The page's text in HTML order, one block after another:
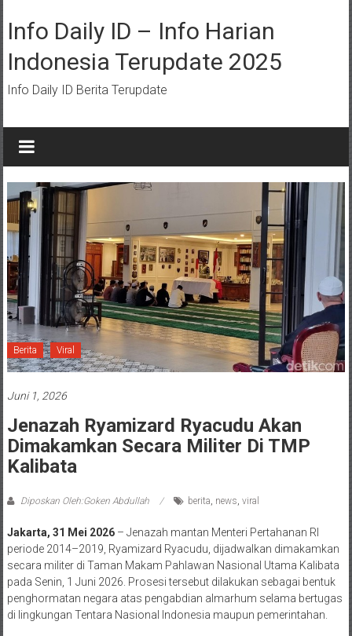
ke
konten
Info Daily ID – Info Harian
Indonesia Terupdate 2025
Info Daily ID Berita Terupdate
Berita Viral
Juni 1, 2026
Jenazah Ryamizard Ryacudu Akan
Dimakamkan Secara Militer Di TMP
Kalibata
Diposkan Oleh:Goken Abdullah berita, news, viral
Jakarta, 31 Mei 2026– Jenazah mantan Menteri Pertahanan RI
periode 2014–2019, Ryamizard Ryacudu, dijadwalkan dimakamkan
secara militer di Taman Makam Pahlawan Nasional Utama Kalibata
pada Senin, 1 Juni 2026. Prosesi tersebut dilakukan sebagai bentuk
penghormatan negara atas pengabdian almarhum selama bertugas
di lingkungan Tentara Nasional Indonesia maupun pemerintahan.